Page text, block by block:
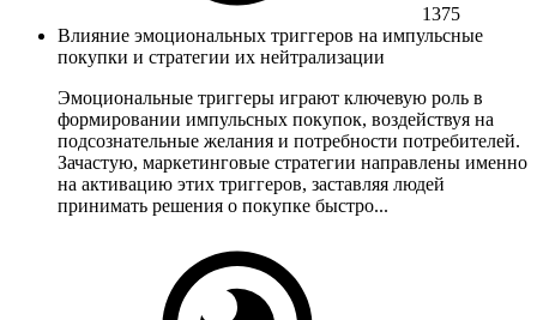
1375
Влияние эмоциональных триггеров на импульсные
покупки и стратегии их нейтрализации
Эмоциональные триггеры играют ключевую роль в
формировании импульсных покупок, воздействуя на
подсознательные желания и потребности потребителей.
Зачастую, маркетинговые стратегии направлены именно
на активацию этих триггеров, заставляя людей
принимать решения о покупке быстро...